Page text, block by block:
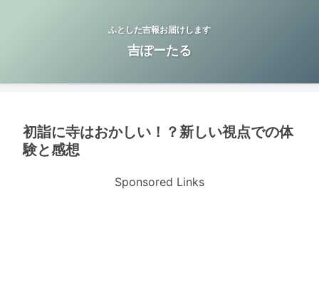
ふとした吉報お届けします
吉ぽーたる
初詣に寺はおかしい！？新しい視点での体
験と感想
Sponsored Links